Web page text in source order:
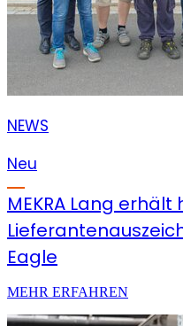
NEWS
Neu
MEKRA Lang
Eagle
MEHR ERFAHREN